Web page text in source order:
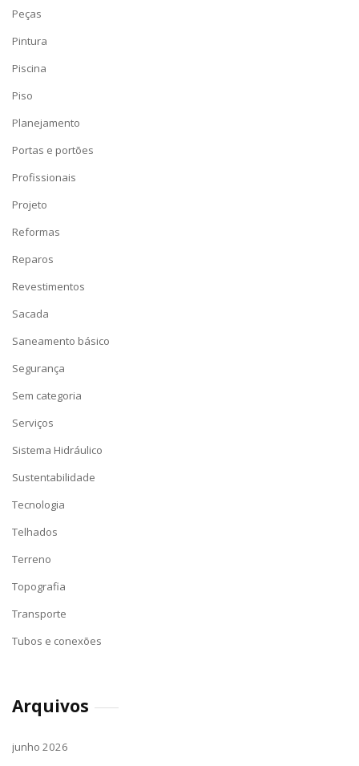
Peças
Pintura
Piscina
Piso
Planejamento
Portas e portões
Profissionais
Projeto
Reformas
Reparos
Revestimentos
Sacada
Saneamento básico
Segurança
Sem categoria
Serviços
Sistema Hidráulico
Sustentabilidade
Tecnologia
Telhados
Terreno
Topografia
Transporte
Tubos e conexões
Arquivos
junho 2026